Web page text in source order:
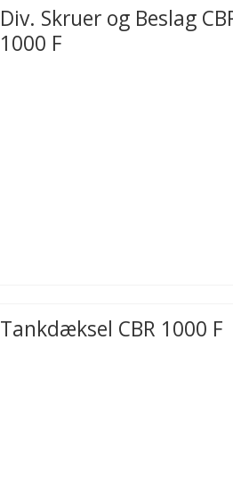
Div. Skruer og Beslag
1000 F
Tankdæksel CBR 1000 F